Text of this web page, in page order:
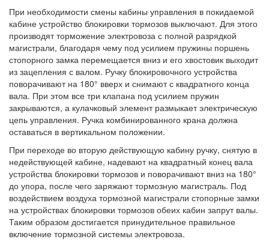
При необходимости смены кабины управления в покидаемой
кабине устройство блокировки тормозов выключают. Для этого
производят торможение электровоза с полной разрядкой
магистрали, благодаря чему под усилием пружины поршень
стопорного замка перемещается вниз и его хвостовик выходит
из зацепления с валом. Ручку блокировочного устройства
поворачивают на 180° вверх и снимают с квадратного конца
вала. При этом все три клапана под усилием пружин
закрываются, а кулачковый элемент размыкает электрическую
цепь управления. Ручка комбинированного крана должна
оставаться в вертикальном положении.
При переходе во вторую действующую кабину ручку, снятую в
недействующей кабине, надевают на квадратный конец вала
устройства блокировки тормозов и поворачивают вниз на 180°
до упора, после чего заряжают тормозную магистраль. Под
воздействием воздуха тормозной магистрали стопорные замки
на устройствах блокировки тормозов обеих кабин запрут валы.
Таким образом достигается принудительное правильное
включение тормозной системы электровоза.